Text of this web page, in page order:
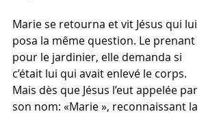
Marie se retourna et vit Jésus qui lui
posa la même question. Le prenant
pour le jardinier, elle demanda si
c’était lui qui avait enlevé le corps.
Mais dès que Jésus l’eut appelée par
son nom: «Marie », reconnaissant la